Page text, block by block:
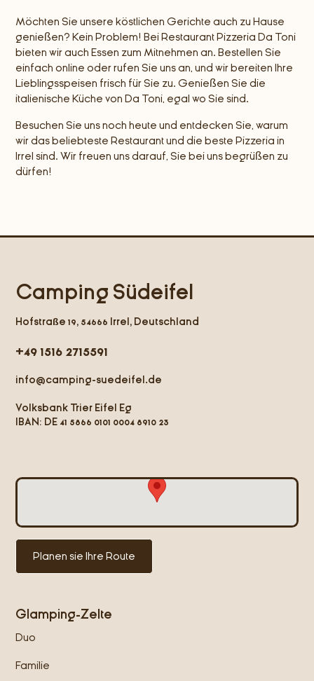
Möchten Sie unsere köstlichen Gerichte auch zu Hause
genießen? Kein Problem! Bei Restaurant Pizzeria Da Toni
bieten wir auch Essen zum Mitnehmen an. Bestellen Sie
einfach online oder rufen Sie uns an, und wir bereiten Ihre
Lieblingsspeisen frisch für Sie zu. Genießen Sie die
italienische Küche von Da Toni, egal wo Sie sind.
Besuchen Sie uns noch heute und entdecken Sie, warum
wir das beliebteste Restaurant und die beste Pizzeria in
Irrel sind. Wir freuen uns darauf, Sie bei uns begrüßen zu
dürfen!
Camping Südeifel
Hofstraße 19, 54666 Irrel, Deutschland
+49 1516 2715591
info@camping-suedeifel.de
Volksbank Trier Eifel Eg
IBAN: DE 41 5866 0101 0004 8910 23
Planen sie Ihre Route
Glamping-Zelte
Duo
Familie